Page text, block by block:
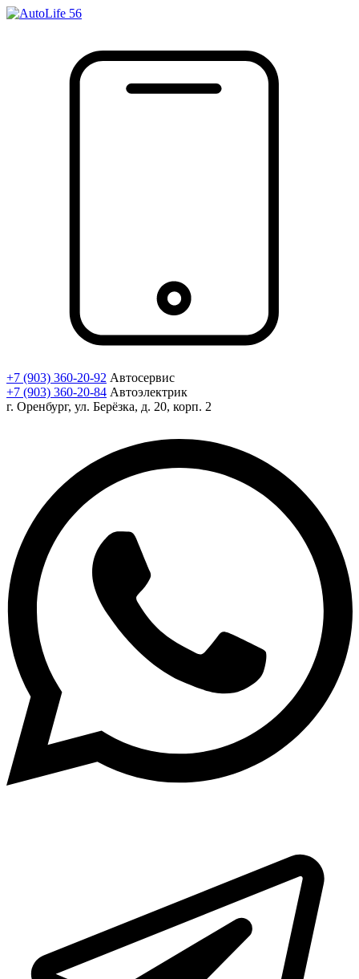
+7 (903) 360-20-92 Автосервис
+7 (903) 360-20-84 Автоэлектрик
г. Оренбург, ул. Берёзка, д. 20, корп. 2